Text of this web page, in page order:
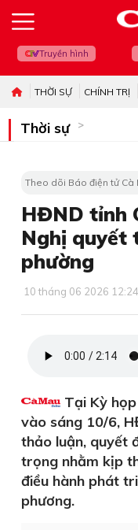
Truyền hình
THỜI SỰ CHÍNH TRỊ
Thời sự
Theo dõi Báo điện tử Cà
HĐND tỉnh
Nghị quyết
phường
10 tháng 06 2026 12:24
Tại Kỳ
vào sáng 10/6,
thảo luận, quyết
trọng nhằm kịp
điều hành phát
phương.